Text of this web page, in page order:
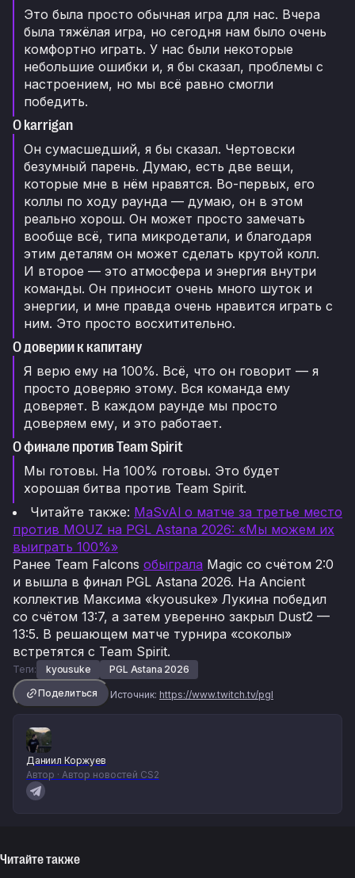
Это была просто обычная игра для нас. Вчера
была тяжёлая игра, но сегодня нам было очень
комфортно играть. У нас были некоторые
небольшие ошибки и, я бы сказал, проблемы с
настроением, но мы всё равно смогли
победить.
О karrigan
Он сумасшедший, я бы сказал. Чертовски
безумный парень. Думаю, есть две вещи,
которые мне в нём нравятся. Во-первых, его
коллы по ходу раунда — думаю, он в этом
реально хорош. Он может просто замечать
вообще всё, типа микродетали, и благодаря
этим деталям он может сделать крутой колл.
И второе — это атмосфера и энергия внутри
команды. Он приносит очень много шуток и
энергии, и мне правда очень нравится играть с
ним. Это просто восхитительно.
О доверии к капитану
Я верю ему на 100%. Всё, что он говорит — я
просто доверяю этому. Вся команда ему
доверяет. В каждом раунде мы просто
доверяем ему, и это работает.
О финале против Team Spirit
Мы готовы. На 100% готовы. Это будет
хорошая битва против Team Spirit.
Читайте также: MaSvAl о матче за третье место
против MOUZ на PGL Astana 2026: «Мы можем их
выиграть 100%»
Ранее Team Falcons обыграла Magic со счётом 2:0
и вышла в финал PGL Astana 2026. На Ancient
коллектив Максима «kyousuke» Лукина победил
со счётом 13:7, а затем уверенно закрыл Dust2 —
13:5. В решающем матче турнира «соколы»
встретятся с Team Spirit.
Теги: kyousuke
PGL Astana 2026
Поделиться
Источник: https://www.twitch.tv/pgl
Даниил Коржуев
Автор · Автор новостей CS2
Читайте также